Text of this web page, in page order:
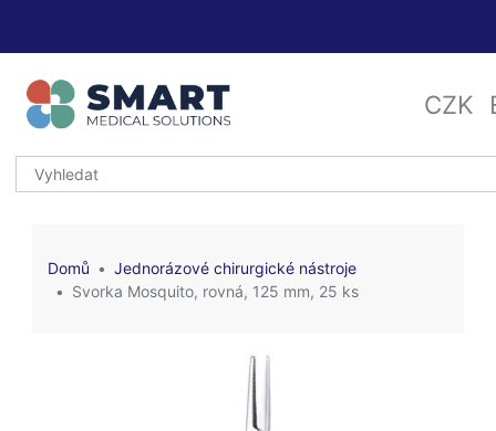
CZK
Domů
Jednorázové chirurgické nástroje
Svorka Mosquito, rovná, 125 mm, 25 ks